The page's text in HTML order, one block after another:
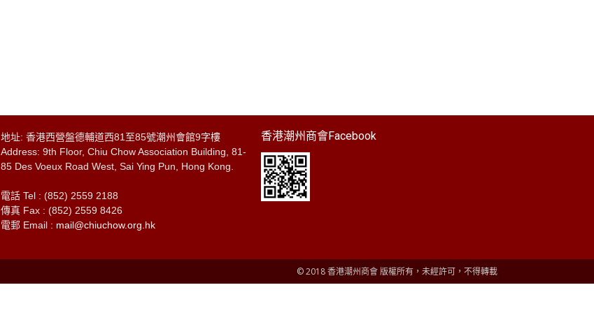
地址: 香港西營盤德輔道西81至85號潮州會館9字樓
Address: 9th Floor, Chiu Chow Association Building, 81-
85 Des Voeux Road West, Sai Ying Pun, Hong Kong.
電話 Tel : (852) 2559 2188
傳真 Fax : (852) 2559 8426
電郵 Email : mail@chiuchow.org.hk
香港潮州商會Facebook
© 2018 香港潮州商會 版權所有，未經許可，不得轉載